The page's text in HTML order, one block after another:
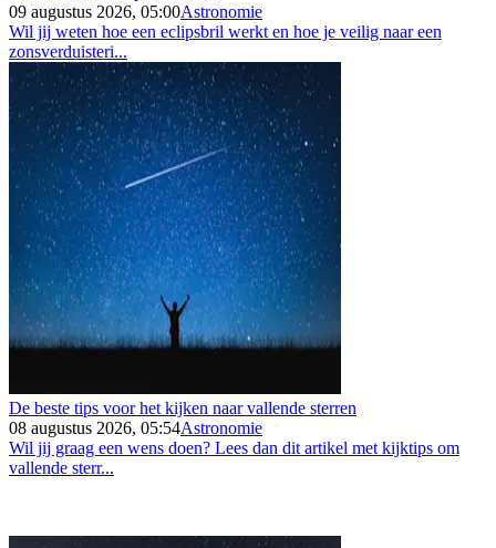
09 augustus 2026, 05:00Astronomie
Wil jij weten hoe een eclipsbril werkt en hoe je veilig naar een
zonsverduisteri...
De beste tips voor het kijken naar vallende sterren
08 augustus 2026, 05:54Astronomie
Wil jij graag een wens doen? Lees dan dit artikel met kijktips om
vallende sterr...